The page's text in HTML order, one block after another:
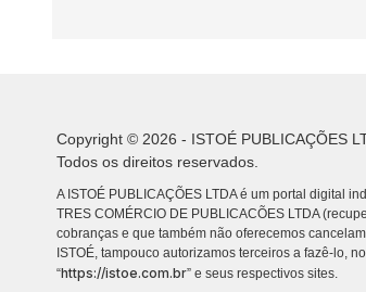
Copyright © 2026 - ISTOÉ PUBLICAÇÕES
Todos os direitos reservados.
A ISTOÉ PUBLICAÇÕES LTDA é um portal digital
TRES COMÉRCIO DE PUBLICACÕES LTDA
cobranças e que também não oferecemos
ISTOÉ, tampouco autorizamos terceiros a fazê-lo,
“https://istoe.com.br” e seus respectivos sites.